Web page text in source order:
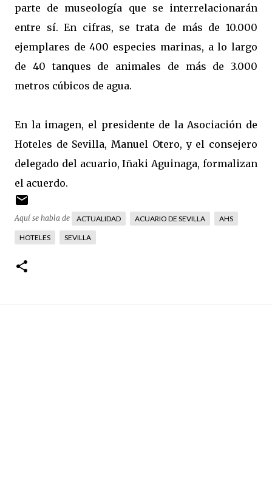
parte de museología que se interrelacionarán
entre sí. En cifras, se trata de más de 10.000
ejemplares de 400 especies marinas, a lo largo
de 40 tanques de animales de más de 3.000
metros cúbicos de agua.
En la imagen, el presidente de la Asociación de
Hoteles de Sevilla, Manuel Otero, y el consejero
delegado del acuario, Iñaki Aguinaga, formalizan
el acuerdo.
Aquí se habla de ACTUALIDAD ACUARIO DE SEVILLA AHS
HOTELES SEVILLA